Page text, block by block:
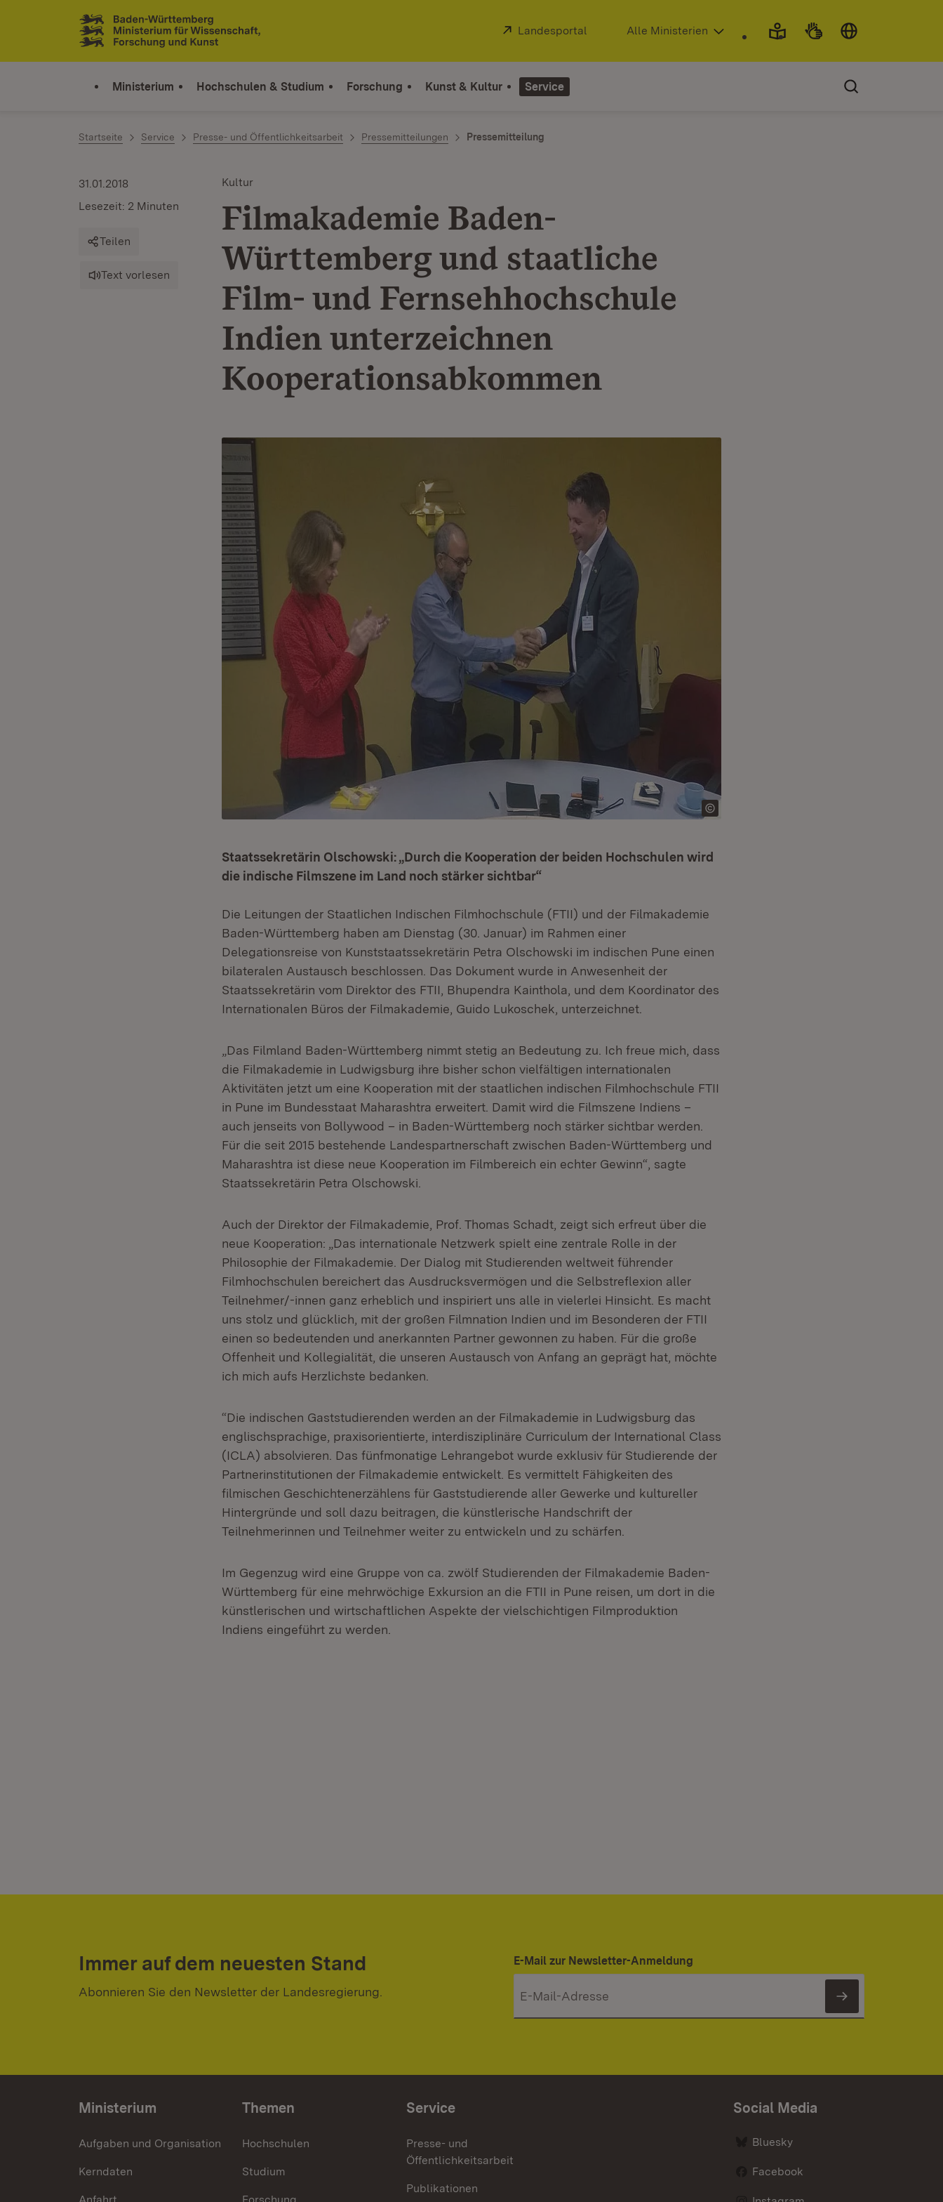
Zum Inhalt springen
Link zur Startseite
Extern:
Landesportal (Öffnet in neuem Fenster)
Alle Ministerien
Ministerium Hochschulen & Studium Forschung Kunst & Kultur Service
Startseite Service Presse- und Öffentlichkeitsarbeit Pressemitteilungen Pressemitteilung
Kultur
Filmakademie Baden-
Württemberg und staatliche
Film- und Fernsehhochschule
Indien unterzeichnen
Kooperationsabkommen
31.01.2018
Lesezeit: 2 Minuten
Teilen
Text vorlesen
Staatssekretärin Olschowski: „Durch die Kooperation der beiden Hochschulen wird
die indische Filmszene im Land noch stärker sichtbar“
Die Leitungen der Staatlichen Indischen Filmhochschule (FTII) und der Filmakademie
Baden-Württemberg haben am Dienstag (30. Januar) im Rahmen einer
Delegationsreise von Kunststaatssekretärin Petra Olschowski im indischen Pune einen
bilateralen Austausch beschlossen. Das Dokument wurde in Anwesenheit der
Staatssekretärin vom Direktor des FTII, Bhupendra Kainthola, und dem Koordinator des
Internationalen Büros der Filmakademie, Guido Lukoschek, unterzeichnet.
„Das Filmland Baden-Württemberg nimmt stetig an Bedeutung zu. Ich freue mich, dass
die Filmakademie in Ludwigsburg ihre bisher schon vielfältigen internationalen
Aktivitäten jetzt um eine Kooperation mit der staatlichen indischen Filmhochschule FTII
in Pune im Bundesstaat Maharashtra erweitert. Damit wird die Filmszene Indiens –
auch jenseits von Bollywood – in Baden-Württemberg noch stärker sichtbar werden.
Für die seit 2015 bestehende Landespartnerschaft zwischen Baden-Württemberg und
Maharashtra ist diese neue Kooperation im Filmbereich ein echter Gewinn“, sagte
Staatssekretärin Petra Olschowski.
Auch der Direktor der Filmakademie, Prof. Thomas Schadt, zeigt sich erfreut über die
neue Kooperation: „Das internationale Netzwerk spielt eine zentrale Rolle in der
Philosophie der Filmakademie. Der Dialog mit Studierenden weltweit führender
Filmhochschulen bereichert das Ausdrucksvermögen und die Selbstreflexion aller
Teilnehmer/-innen ganz erheblich und inspiriert uns alle in vielerlei Hinsicht. Es macht
uns stolz und glücklich, mit der großen Filmnation Indien und im Besonderen der FTII
einen so bedeutenden und anerkannten Partner gewonnen zu haben. Für die große
Offenheit und Kollegialität, die unseren Austausch von Anfang an geprägt hat, möchte
ich mich aufs Herzlichste bedanken.
“Die indischen Gaststudierenden werden an der Filmakademie in Ludwigsburg das
englischsprachige, praxisorientierte, interdisziplinäre Curriculum der International Class
(ICLA) absolvieren. Das fünfmonatige Lehrangebot wurde exklusiv für Studierende der
Partnerinstitutionen der Filmakademie entwickelt. Es vermittelt Fähigkeiten des
filmischen Geschichtenerzählens für Gaststudierende aller Gewerke und kultureller
Hintergründe und soll dazu beitragen, die künstlerische Handschrift der
Teilnehmerinnen und Teilnehmer weiter zu entwickeln und zu schärfen.
Im Gegenzug wird eine Gruppe von ca. zwölf Studierenden der Filmakademie Baden-
Württemberg für eine mehrwöchige Exkursion an die FTII in Pune reisen, um dort in die
künstlerischen und wirtschaftlichen Aspekte der vielschichtigen Filmproduktion
Indiens eingeführt zu werden.
Immer auf dem neuesten Stand
Abonnieren Sie den Newsletter der Landesregierung.
E-Mail zur Newsletter-Anmeldung
Newsletter
Ministerium
Aufgaben und Organisation
Kerndaten
Themen
Hochschulen
Studium
Service
Presse- und
Öffentlichkeitsarbeit
Publikationen
Social Media
Bluesky
Facebook